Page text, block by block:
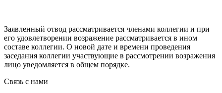
Заявленный отвод рассматривается членами коллегии и при
его удовлетворении возражение рассматривается в ином
составе коллегии. О новой дате и времени проведения
заседания коллегии участвующие в рассмотрении возражения
лицо уведомляется в общем порядке.
Связь с нами